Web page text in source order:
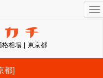
格相場 | 東京都
都]